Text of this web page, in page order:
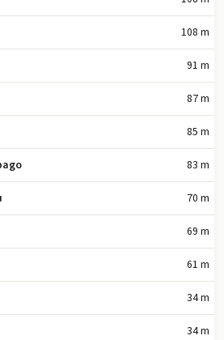
108 m
91 m
87 m
85 m
83 m
70 m
69 m
61 m
34 m
34 m